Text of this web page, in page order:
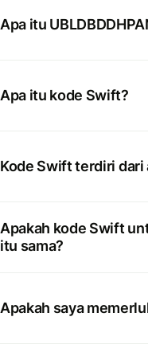
Apa itu
Apa itu kode Swift?
Kode Swift terdiri dari
Apakah kode Swift
itu sama?
Apakah saya